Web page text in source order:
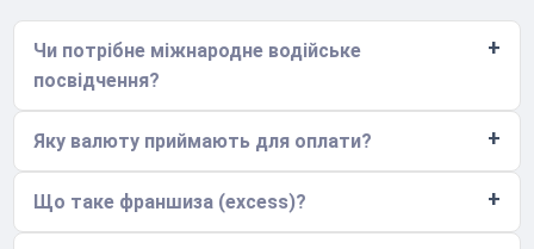
Чи потрібне міжнародне водійське
посвідчення?
Яку валюту приймають для оплати?
Що таке франшиза (excess)?